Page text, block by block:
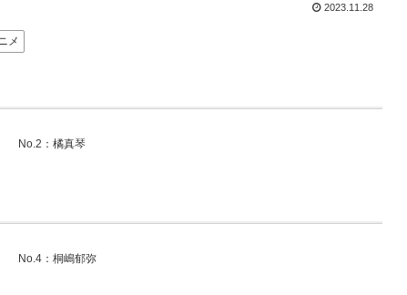
2023.11.28
メ
No.2：橘真琴
No.4：桐嶋郁弥